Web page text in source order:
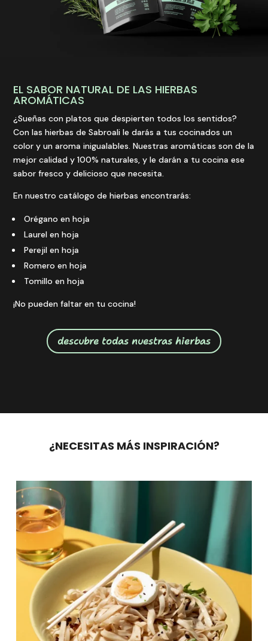
EL SABOR NATURAL DE LAS HIERBAS
AROMÁTICAS
¿Sueñas con platos que despierten todos los sentidos?
Con las hierbas de Sabroali le darás a tus cocinados un
color y un aroma inigualables. Nuestras aromáticas son de la
mejor calidad y 100% naturales, y le darán a tu cocina ese
sabor fresco y delicioso que necesita.
En nuestro catálogo de hierbas encontrarás:
Orégano en hoja
Laurel en hoja
Perejil en hoja
Romero en hoja
Tomillo en hoja
¡No pueden faltar en tu cocina!
descubre todas nuestras hierbas
¿NECESITAS MÁS INSPIRACIÓN?